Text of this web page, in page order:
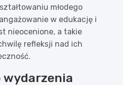
młodego
w edukację i
nieocenione, a takie
refleksji nad ich
wydarzenia